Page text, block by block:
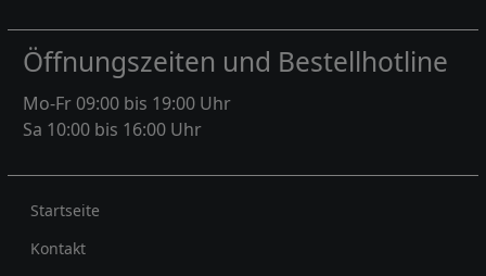
Öffnungszeiten und Bestellhotline
Mo-Fr 09:00 bis 19:00 Uhr
Sa 10:00 bis 16:00 Uhr
Rechtliches
Startseite
Kontakt